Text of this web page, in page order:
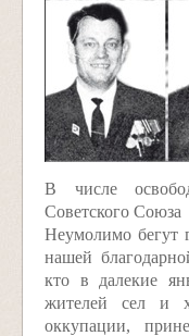
В числе
Советского Союза
Неумолимо бегут
нашей
кто в далекие
жителей сел и
оккупации,